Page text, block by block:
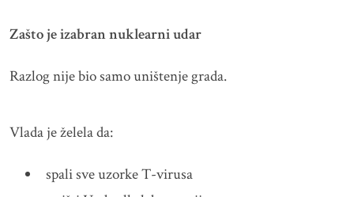
Zašto je izabran nuklearni udar
Razlog nije bio samo uništenje grada.
Vlada je želela da:
spali sve uzorke T-virusa